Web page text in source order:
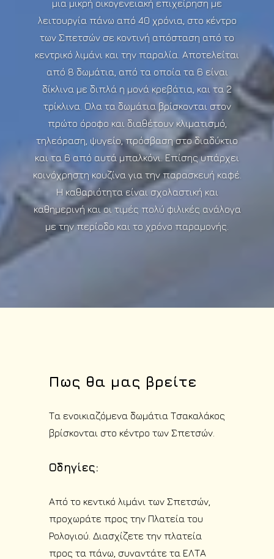
μια μικρή οικογενειακή επιχείρηση με
λειτουργία πάνω από 40 χρόνια, στο κέντρο
των Σπετσών σε κοντινή απόσταση από το
κεντρικό λιμάνι και την παραλία. Αποτελείται
από 8 δωμάτια, από τα οποία τα 6 είναι
δίκλινα με διπλά η μονά κρεβάτια, και τα 2
τρίκλινα. Ολα τα δωμάτια βρίσκονται στον
πρώτο όροφο και διαθέτουν κλιματισμό,
τηλεόραση, ψυγείο, πρόσβαση στο διαδύκτιο
και τα 6 από αυτά μπαλκόνι. Επίσης υπάρχει
κοινόχρηστη κουζίνα για την παρασκευή καφέ.
Η καθαριότητα είναι σχολαστική και
καθημερινή και οι τιμές πολύ φιλικές ανάλογα
με την περίοδο και το χρόνο παραμονής.
Πως θα μας βρείτε
Τα ενοικιαζόμενα δωμάτια Τσακαλάκος
βρίσκονται στο κέντρο των Σπετσών.
Οδηγίες:
Από το κεντικό λιμάνι των Σπετσών,
προχωράτε προς την Πλατεία του
Ρολογιού. Διασχίζετε την πλατεία
προς τα πάνω, συναντάτε τα ΕΛΤΑ